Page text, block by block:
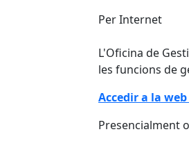
Per Internet
L'Oficina de
les funcions de
Accedir a la
Presencialment